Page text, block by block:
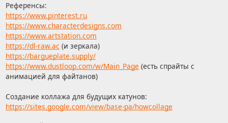
Референсы:
https://www.pinterest.ru
https://www.characterdesigns.com
https://www.artstation.com
https://dl-raw.ac (и зеркала)
https://bargueplate.supply/
https://www.dustloop.com/w/Main_Page (есть спрайты с
анимацией для файтанов)
Создание коллажа для будущих катунов:
https://sites.google.com/view/base-pa/howcollage